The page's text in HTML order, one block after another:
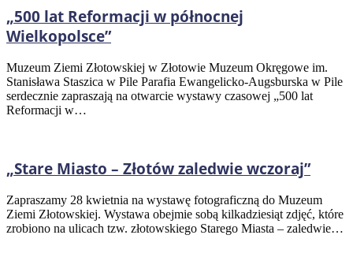
„500 lat Reformacji w północnej
Wielkopolsce”
Muzeum Ziemi Złotowskiej w Złotowie Muzeum Okręgowe im.
Stanisława Staszica w Pile Parafia Ewangelicko-Augsburska w Pile
serdecznie zapraszają na otwarcie wystawy czasowej „500 lat
Reformacji w…
„Stare Miasto – Złotów zaledwie wczoraj”
Zapraszamy 28 kwietnia na wystawę fotograficzną do Muzeum
Ziemi Złotowskiej. Wystawa obejmie sobą kilkadziesiąt zdjęć, które
zrobiono na ulicach tzw. złotowskiego Starego Miasta – zaledwie…